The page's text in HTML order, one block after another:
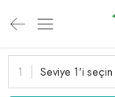
Seviye 1'i seçin